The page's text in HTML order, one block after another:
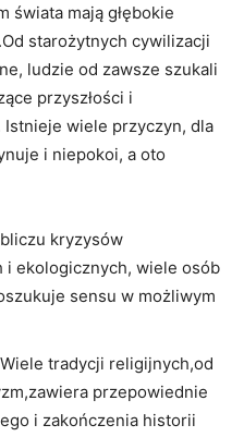
świata mają głębokie
starożytnych⁢ cywilizacji
⁣ludzie od zawsze szukali
przyszłości i
‌wiele przyczyn, dla
i niepokoi, a oto
kryzysów
i ‌ekologicznych, wiele ​osób
sensu w możliwym
Wiele ⁤tradycji religijnych,od
przepowiednie
i ‍zakończenia ⁤historii